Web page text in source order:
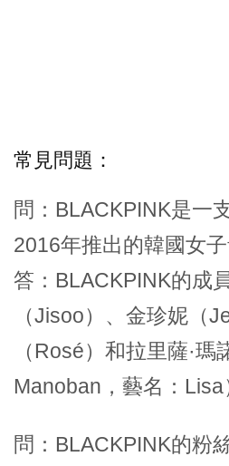
常見問題：
問：BLACKPINK是一
2016年推出的韓國女子
答：BLACKPINK的成
（Jisoo）、金珍妮（
（Rosé）和拉里薩·瑪
Manoban，藝名：Lisa
問：BLACKPINK的粉